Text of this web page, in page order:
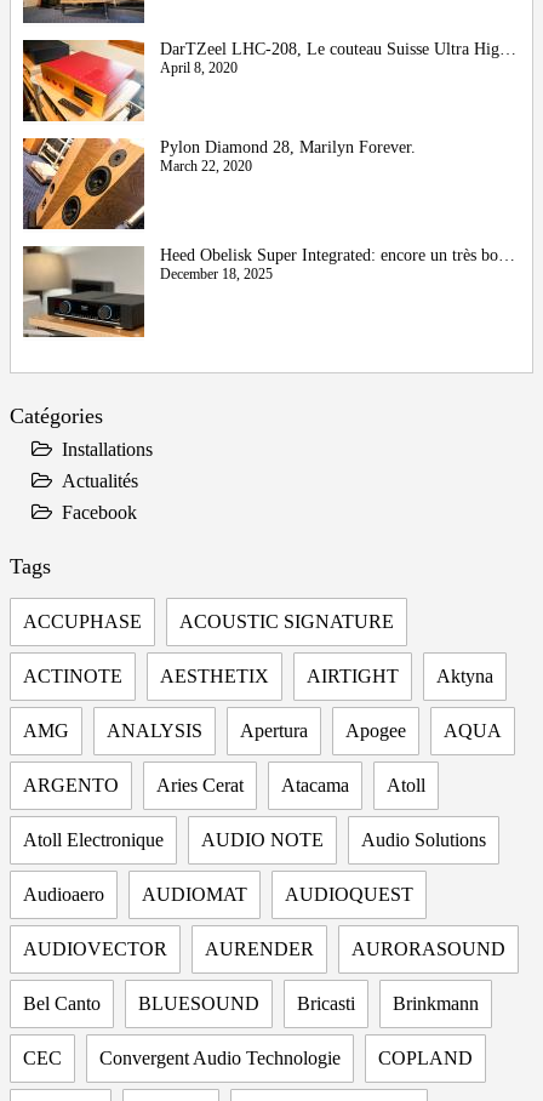
DarTZeel LHC-208, Le couteau Suisse Ultra High-End
April 8, 2020
Pylon Diamond 28, Marilyn Forever.
March 22, 2020
Heed Obelisk Super Integrated: encore un très bon cru !
December 18, 2025
Catégories
Installations
Actualités
Facebook
Tags
ACCUPHASE ACOUSTIC SIGNATURE
ACTINOTE AESTHETIX AIRTIGHT Aktyna
AMG ANALYSIS Apertura Apogee AQUA
ARGENTO Aries Cerat Atacama Atoll
Atoll Electronique AUDIO NOTE Audio Solutions
Audioaero AUDIOMAT AUDIOQUEST
AUDIOVECTOR AURENDER AURORASOUND
Bel Canto BLUESOUND Bricasti Brinkmann
CEC Convergent Audio Technologie COPLAND